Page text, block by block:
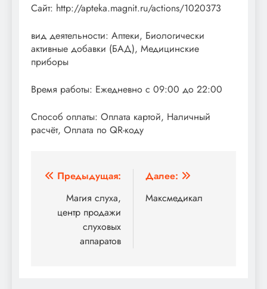
Сайт: http://apteka.magnit.ru/actions/1020373
вид деятельности: Аптеки, Биологически
активные добавки (БАД), Медицинские
приборы
Время работы: Ежедневно с 09:00 до 22:00
Способ оплаты: Оплата картой, Наличный
расчёт, Оплата по QR-коду
Навигация
записям
Предыдущая:
Магия слуха,
центр продажи
слуховых
аппаратов
Далее:
Максмедикал